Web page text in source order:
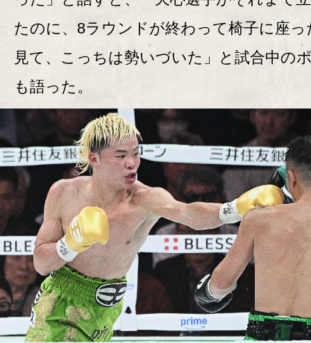
たのに、8ラウンドが終わって椅子に座っ
見て、こっちは勢いづいた」と試合中の
も語った。